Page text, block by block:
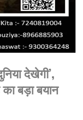
देखेगी’,
बड़ा बयान